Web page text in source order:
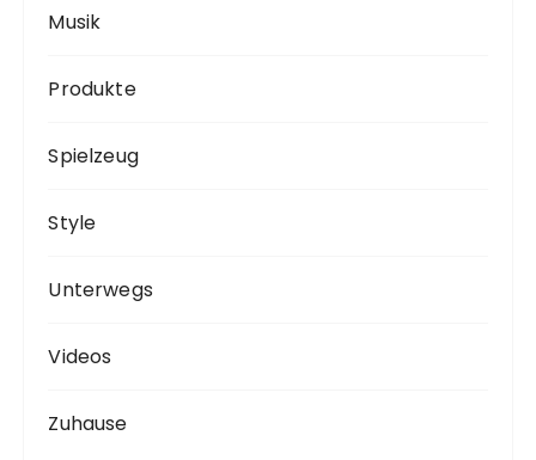
Musik
Produkte
Spielzeug
Style
Unterwegs
Videos
Zuhause